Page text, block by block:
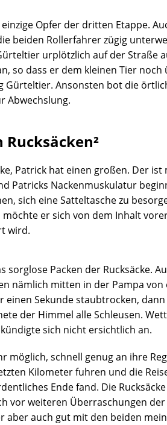
Opfer der dritten Etappe.
beiden Rollerfahrer zügig
urplötzlich auf der Straße
so dass er dem kleinen Tier noch
Gürteltier. Ansonsten bot die
Abwechslung.
Patrick hat einen großen. Der
Patricks Nackenmuskulatur
sich eine Satteltasche zu
möchte er sich von dem Inhalt
wird.
sorglose Packen der Rucksäcke.
nämlich mitten in der Pampa von
einen Sekunde staubtrocken,
der Himmel alle Schleusen.
sich nicht ersichtlich an.
möglich, schnell genug an ihre
Kilometer fuhren und die
Ende fand. Die
vor weiteren Überraschungen
aber auch gut mit den beiden